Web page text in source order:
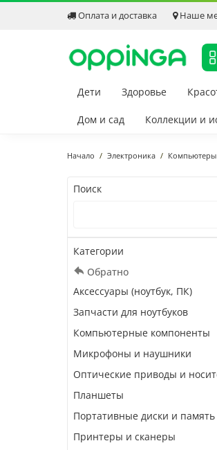
Оплата и доставка Наше
Дети Здоровье
Дом и сад Коллекции и
Начало Электроника Компьютеры
Поиск
Категории
Обратно
Аксессуары (ноутбук, ПК)
Запчасти для ноутбуков
Компьютерные компоненты
Микрофоны и наушники
Оптические приводы и
Планшеты
Портативные диски и память
Принтеры и сканеры